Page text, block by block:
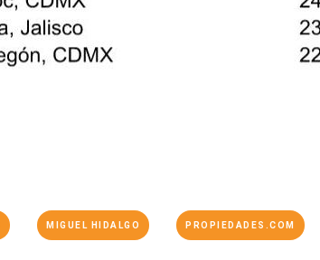
MIGUEL HIDALGO PROPIEDADES.COM